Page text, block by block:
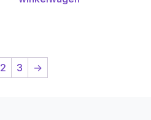
2 3 →